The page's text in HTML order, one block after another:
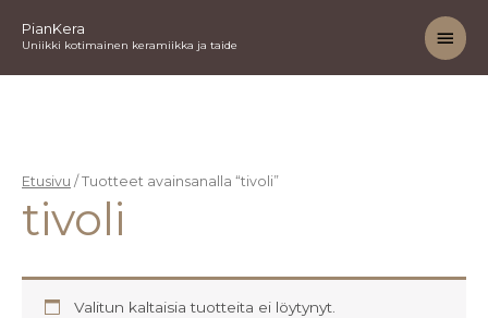
sisältöön
PianKera
Uniikki kotimainen keramiikka ja taide
Etusivu / Tuotteet avainsanalla “tivoli”
tivoli
Valitun kaltaisia tuotteita ei löytynyt.